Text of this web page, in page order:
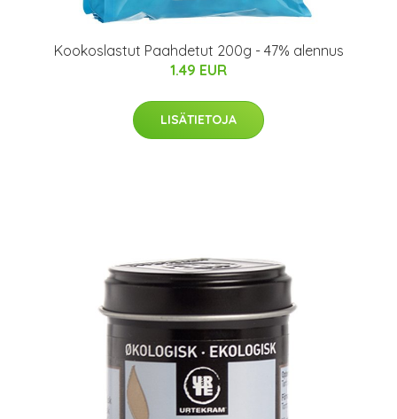
Kookoslastut Paahdetut 200g - 47% alennus
1.49 EUR
LISÄTIETOJA